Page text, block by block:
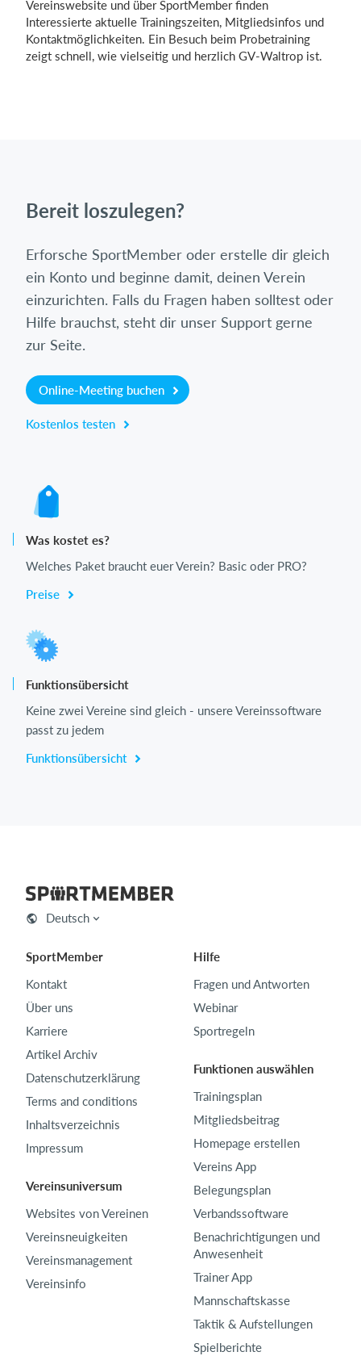
Vereinswebsite und über SportMember finden
Interessierte aktuelle Trainingszeiten, Mitgliedsinfos und
Kontaktmöglichkeiten. Ein Besuch beim Probetraining
zeigt schnell, wie vielseitig und herzlich GV-Waltrop ist.
Bereit loszulegen?
Erforsche SportMember oder erstelle dir gleich
ein Konto und beginne damit, deinen Verein
einzurichten. Falls du Fragen haben solltest oder
Hilfe brauchst, steht dir unser Support gerne
zur Seite.
Online-Meeting buchen
Kostenlos testen
Was kostet es?
Welches Paket braucht euer Verein? Basic oder PRO?
Preise
Funktionsübersicht
Keine zwei Vereine sind gleich - unsere Vereinssoftware
passt zu jedem
Funktionsübersicht
Deutsch
SportMember
Kontakt
Über uns
Karriere
Artikel Archiv
Datenschutzerklärung
Terms and conditions
Inhaltsverzeichnis
Impressum
Vereinsuniversum
Websites von Vereinen
Vereinsneuigkeiten
Vereinsmanagement
Vereinsinfo
Hilfe
Fragen und Antworten
Webinar
Sportregeln
Funktionen auswählen
Trainingsplan
Mitgliedsbeitrag
Homepage erstellen
Vereins App
Belegungsplan
Verbandssoftware
Benachrichtigungen und
Anwesenheit
Trainer App
Mannschaftskasse
Taktik & Aufstellungen
Spielberichte